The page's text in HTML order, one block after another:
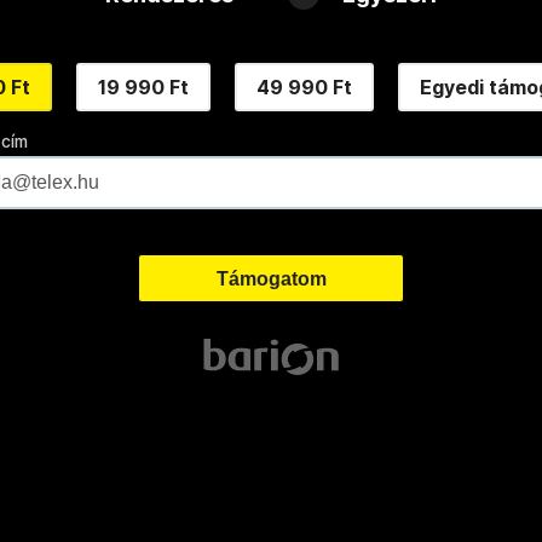
Ft 19 990 Ft 49 990 Ft Egyedi